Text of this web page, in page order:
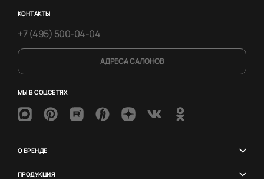
КОНТАКТЫ
+7 (495) 500-04-04
АДРЕСА САЛОНОВ
МЫ В СОЦСЕТЯХ
О БРЕНДЕ
ПРОДУКЦИЯ